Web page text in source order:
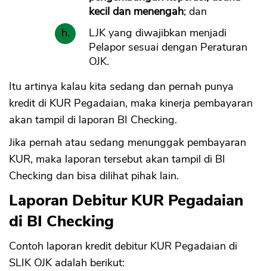
kecil dan menengah; dan
LJK yang diwajibkan menjadi
Pelapor sesuai dengan Peraturan
OJK.
Itu artinya kalau kita sedang dan pernah punya
kredit di KUR Pegadaian, maka kinerja pembayaran
akan tampil di laporan BI Checking.
Jika pernah atau sedang menunggak pembayaran
KUR, maka laporan tersebut akan tampil di BI
Checking dan bisa dilihat pihak lain.
Laporan Debitur KUR Pegadaian
di BI Checking
Contoh laporan kredit debitur KUR Pegadaian di
SLIK OJK adalah berikut: